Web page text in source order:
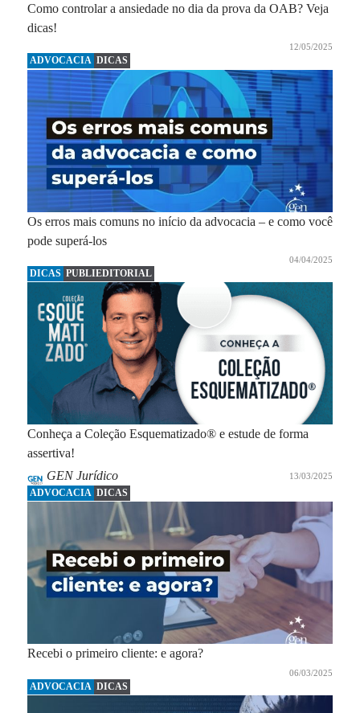
Como controlar a ansiedade no dia da prova da OAB? Veja
dicas!
12/05/2025
ADVOCACIA DICAS
Os erros mais comuns no início da advocacia – e como você
pode superá-los
04/04/2025
DICAS PUBLIEDITORIAL
Conheça a Coleção Esquematizado® e estude de forma
assertiva!
GEN Jurídico
13/03/2025
ADVOCACIA DICAS
Recebi o primeiro cliente: e agora?
06/03/2025
ADVOCACIA DICAS